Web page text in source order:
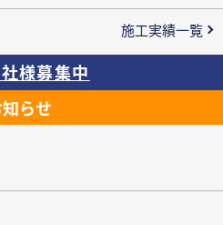
施工実績一覧
様募集中
らせ